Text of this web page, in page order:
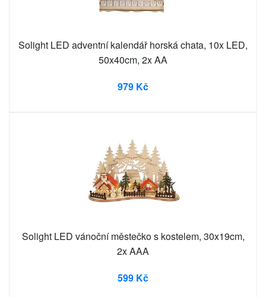
Solight LED adventní kalendář horská chata, 10x LED,
50x40cm, 2x AA
979 Kč
Solight LED vánoční městečko s kostelem, 30x19cm,
2x AAA
599 Kč